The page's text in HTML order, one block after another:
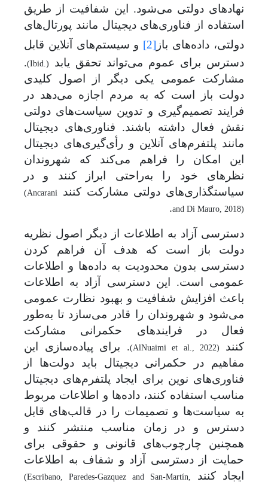
نهادهای دولتی می‌شود. این شفافیت از طریق
استفاده از فناوری‌های دیجیتال مانند پورتال‌های
دولتی، داده‌های باز [2] و سیستم‌های آنلاین قابل
دسترس برای عموم می‌تواند تحقق یابد
(Ibid.)
.
مشارکت عمومی یکی دیگر از اصول کلیدی
دولت باز است که به مردم اجازه می‌دهد در
فرایند تصمیم‌گیری و تدوین سیاست‌های دولتی
نقش فعال داشته باشند. فناوری‌های دیجیتال
مانند پلتفرم‌های آنلاین و رأی‌گیری‌های دیجیتال
این امکان را فراهم می‌کند که شهروندان
نظرهای خود را به‌راحتی ابراز کنند و در
سیاستگذاری‌های دولتی مشارکت کنند
(Ancarani
and Di Mauro, 2018)
.
دسترسی آزاد به اطلاعات از دیگر اصول نظریه
دولت باز است که هدف آن فراهم کردن
دسترسی بدون محدودیت به داده‌ها و اطلاعات
عمومی است. این دسترسی آزاد به اطلاعات
باعث افزایش شفافیت و بهبود نظارت عمومی
می‌شود و شهروندان را قادر می‌سازد تا به‌طور
فعال در فرایندهای حکمرانی مشارکت
کنند (AlNuaimi et al., 2022). برای پیاده‌سازی این
مفاهیم در حکمرانی دیجیتال باید دولت‌ها از
فناوری‌های نوین برای ایجاد پلتفرم‌های دیجیتال
مناسب استفاده کنند، داده‌ها و اطلاعات مربوط
به سیاست‌ها و تصمیمات را در قالب‌های قابل
دسترس و در زمان مناسب منتشر کنند و
همچنین چارچوب‌های قانونی و حقوقی برای
حمایت از دسترسی آزاد و شفاف به اطلاعات
ایجاد کنند
(Escribano, Paredes-Gazquez and San-Martín,